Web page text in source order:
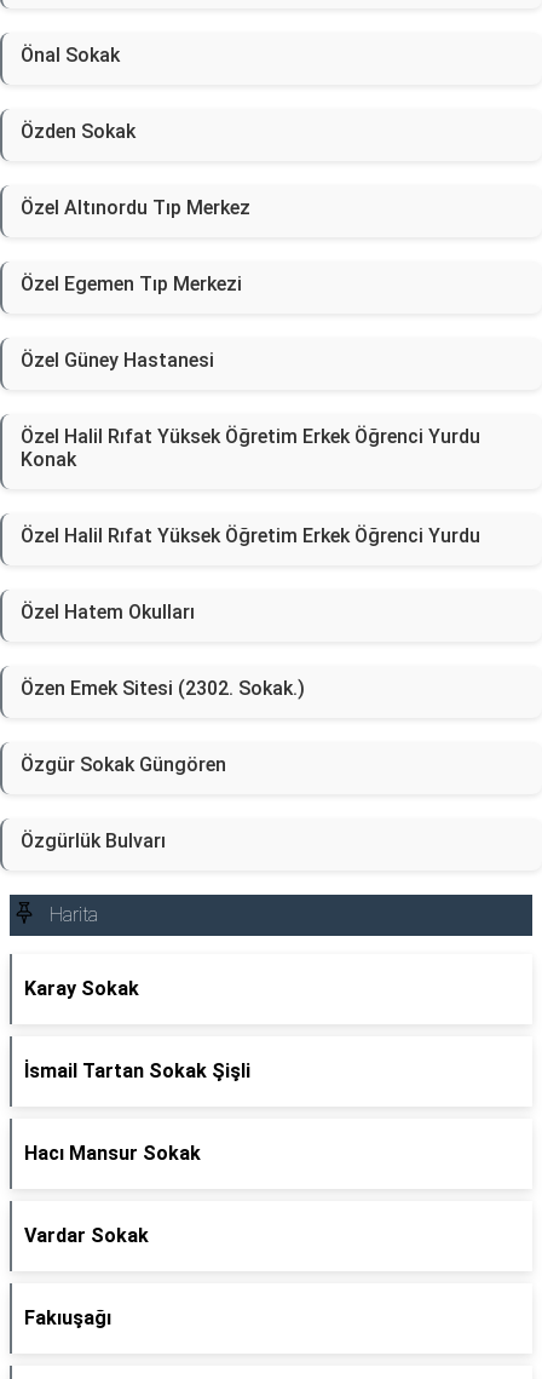
Önal Sokak
Özden Sokak
Özel Altınordu Tıp Merkez
Özel Egemen Tıp Merkezi
Özel Güney Hastanesi
Özel Halil Rıfat Yüksek Öğretim Erkek Öğrenci Yurdu
Konak
Özel Halil Rıfat Yüksek Öğretim Erkek Öğrenci Yurdu
Özel Hatem Okulları
Özen Emek Sitesi (2302. Sokak.)
Özgür Sokak Güngören
Özgürlük Bulvarı
Harita
Karay Sokak
İsmail Tartan Sokak Şişli
Hacı Mansur Sokak
Vardar Sokak
Fakıuşağı